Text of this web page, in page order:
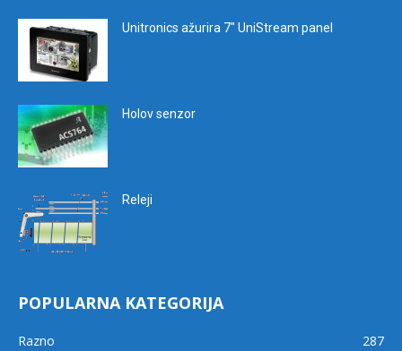
Unitronics ažurira 7″ UniStream panel
Holov senzor
Releji
POPULARNA KATEGORIJA
Razno
287